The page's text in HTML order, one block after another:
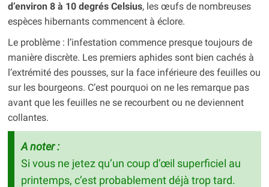
d’environ 8 à 10 degrés Celsius, les œufs de nombreuses
espèces hibernants commencent à éclore.
Le problème : l’infestation commence presque toujours de
manière discrète. Les premiers aphides sont bien cachés à
l’extrémité des pousses, sur la face inférieure des feuilles ou
sur les bourgeons. C’est pourquoi on ne les remarque pas
avant que les feuilles ne se recourbent ou ne deviennent
collantes.
A noter :
Si vous ne jetez qu’un coup d’œil superficiel au
printemps, c’est probablement déjà trop tard.